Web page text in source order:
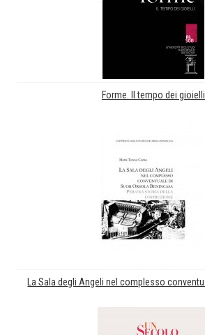
Forme. Il tempo dei gioielli